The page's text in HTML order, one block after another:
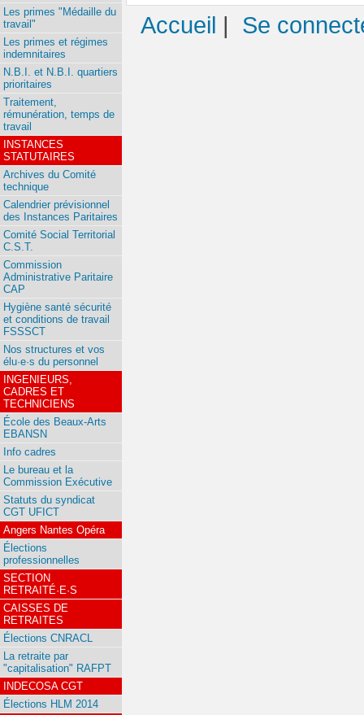
Les primes "Médaille du
travail"
Les primes et régimes
indemnitaires
N.B.I. et N.B.I. quartiers
prioritaires
Traitement,
rémunération, temps de
travail
INSTANCES
STATUTAIRES
Archives du Comité
technique
Calendrier prévisionnel
des Instances Paritaires
Comité Social Territorial
C.S.T.
Commission
Administrative Paritaire
CAP
Hygiène santé sécurité
et conditions de travail
FSSSCT
Nos structures et vos
élu·e·s du personnel
INGENIEURS,
CADRES ET
TECHNICIENS
École des Beaux-Arts
EBANSN
Info cadres
Le bureau et la
Commission Exécutive
Statuts du syndicat
CGT UFICT
Angers Nantes Opéra
Élections
professionnelles
SECTION
RETRAITÉ·E·S
CAISSES DE
RETRAITES
Élections CNRACL
La retraite par
"capitalisation" RAFPT
INDECOSA CGT
Élections HLM 2014
Accueil Se